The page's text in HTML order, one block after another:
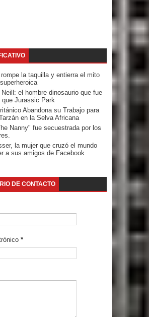
la taquilla y entierra el mito
el hombre dinosaurio que fue
que Jurassic Park
Abandona su Trabajo para
en la Selva Africana
Nanny" fue secuestrada por los
la mujer que cruzó el mundo
a sus amigos de Facebook
DE CONTACTO
*